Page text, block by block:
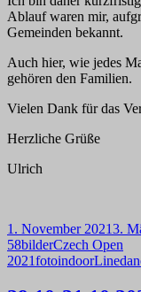
Ablauf waren mir,
Gemeinden bekannt.
Auch hier, wie jedes
gehören den Familien.
Vielen Dank für das
Herzliche Grüße
Ulrich
1. November 20213.
58bilderCzech Open
2021fotoindoor